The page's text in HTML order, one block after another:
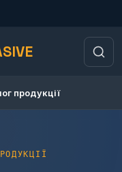
продукції